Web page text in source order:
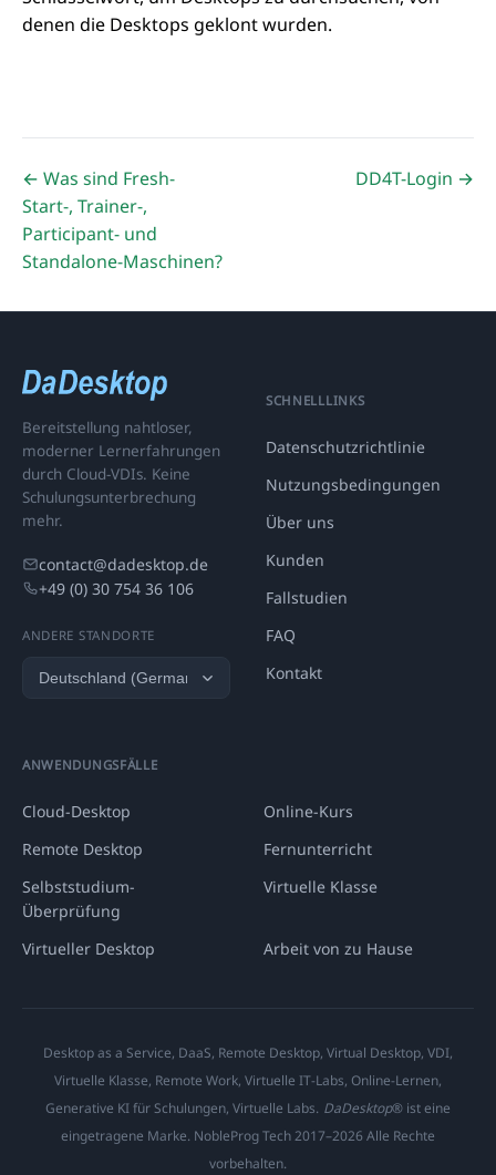
denen die Desktops geklont wurden.
← Was sind Fresh-
Start-, Trainer-,
Participant- und
Standalone-Maschinen?
DD4T-Login →
Bereitstellung nahtloser,
moderner Lernerfahrungen
durch Cloud-VDIs. Keine
Schulungsunterbrechung
mehr.
contact@dadesktop.de
+49 (0) 30 754 36 106
ANDERE STANDORTE
SCHNELLLINKS
Datenschutzrichtlinie
Nutzungsbedingungen
Über uns
Kunden
Fallstudien
FAQ
Kontakt
ANWENDUNGSFÄLLE
Cloud-Desktop
Online-Kurs
Remote Desktop
Fernunterricht
Selbststudium-
Überprüfung
Virtuelle Klasse
Virtueller Desktop Arbeit von zu Hause
Desktop as a Service, DaaS, Remote Desktop, Virtual Desktop, VDI,
Virtuelle Klasse, Remote Work, Virtuelle IT-Labs, Online-Lernen,
Generative KI für Schulungen, Virtuelle Labs. DaDesktop® ist eine
eingetragene Marke. NobleProg Tech 2017–2026 Alle Rechte
vorbehalten.